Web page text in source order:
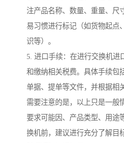
注产品名称、数量、重量、尺
易习惯进行标记（如货物起点
识等）。
5. 进口手续：在进行交换机进
和缴纳相关税费。具体手续包
单据、提单等文件，并根据相
需要注意的是，以上只是一般
要求可能因、产品类型、用途
换机前，建议进行充分了解目